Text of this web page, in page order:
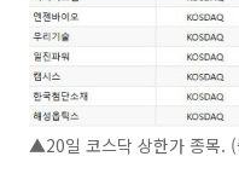
▲20일 코스닥 상한가 종목. (